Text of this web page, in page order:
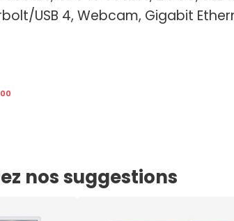
USB 4, Webcam, Gigabit
00
nos suggestions